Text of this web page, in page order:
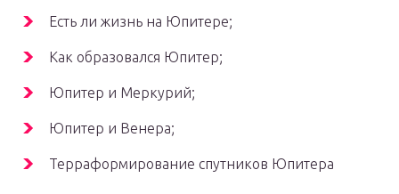
Есть ли жизнь на Юпитере;
Как образовался Юпитер;
Юпитер и Меркурий;
Юпитер и Венера;
Терраформирование спутников Юпитера